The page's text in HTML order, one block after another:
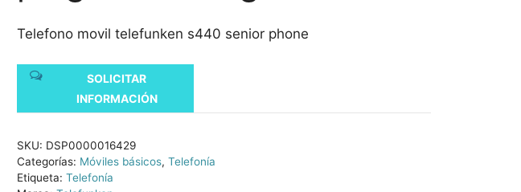
Telefono movil telefunken s440 senior phone
SOLICITAR
INFORMACIÓN
SKU: DSP0000016429
Categorías: Móviles básicos, Telefonía
Etiqueta: Telefonía